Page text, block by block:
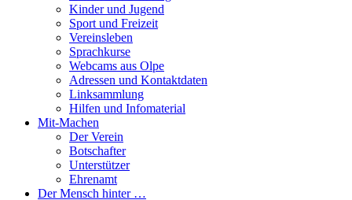
Kinder und Jugend
Sport und Freizeit
Vereinsleben
Sprachkurse
Webcams aus Olpe
Adressen und Kontaktdaten
Linksammlung
Hilfen und Infomaterial
Mit-Machen
Der Verein
Botschafter
Unterstützer
Ehrenamt
Der Mensch hinter …